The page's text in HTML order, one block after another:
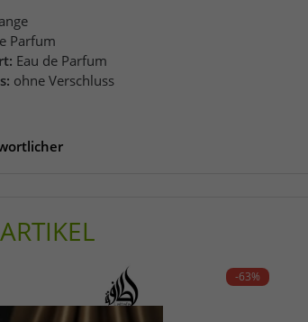
Parfum
Eau de Parfum
ohne Verschluss
Iwiczna
224-2020
-63%